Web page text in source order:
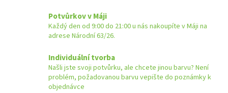
Potvůrkov v Máji
Každý den od 9:00 do 21:00 u nás nakoupíte v Máji na
adrese Národní 63/26.
Individuální tvorba
Našli jste svoji potvůrku, ale chcete jinou barvu? Není
problém, požadovanou barvu vepište do poznámky k
objednávce